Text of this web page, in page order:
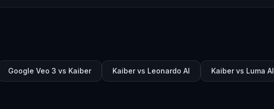
Google Veo 3 vs Kaiber Kaiber vs Leonardo AI Kaiber vs Luma AI